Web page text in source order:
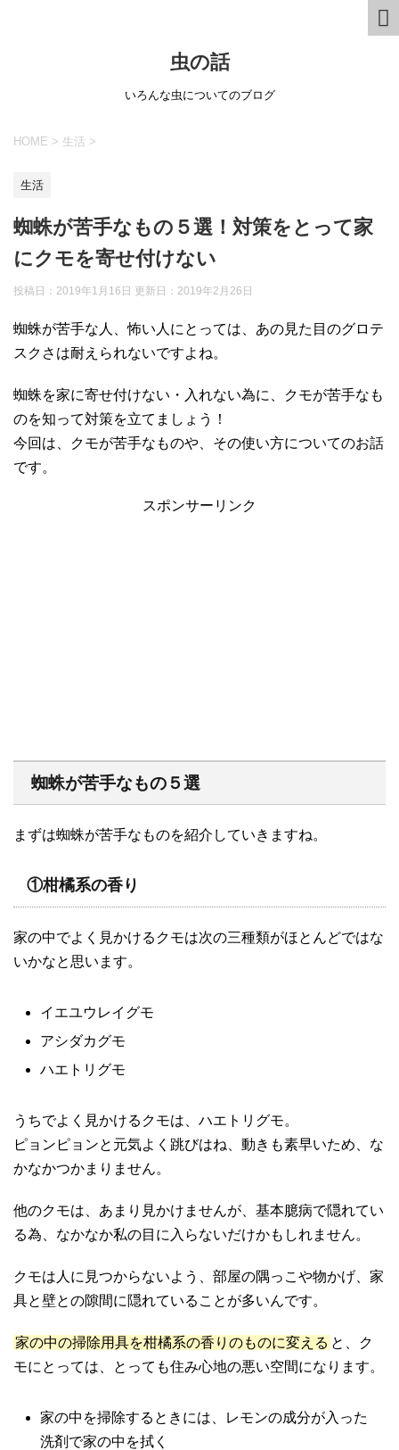
虫の話
いろんな虫についてのブログ
HOME > 生活 >
生活
蜘蛛が苦手なもの５選！対策をとって家
にクモを寄せ付けない
投稿日：2019年1月16日 更新日： 2019年2月26日
蜘蛛が苦手な人、怖い人にとっては、あの見た目のグロテ
スクさは耐えられないですよね。
蜘蛛を家に寄せ付けない・入れない為に、クモが苦手なも
のを知って対策を立てましょう！
今回は、クモが苦手なものや、その使い方についてのお話
です。
スポンサーリンク
蜘蛛が苦手なもの５選
まずは蜘蛛が苦手なものを紹介していきますね。
①柑橘系の香り
家の中でよく見かけるクモは次の三種類がほとんどではな
いかなと思います。
イエユウレイグモ
アシダカグモ
ハエトリグモ
うちでよく見かけるクモは、ハエトリグモ。
ピョンピョンと元気よく跳びはね、動きも素早いため、な
かなかつかまりません。
他のクモは、あまり見かけませんが、基本臆病で隠れてい
る為、なかなか私の目に入らないだけかもしれません。
クモは人に見つからないよう、部屋の隅っこや物かげ、家
具と壁との隙間に隠れていることが多いんです。
家の中の掃除用具を柑橘系の香りのものに変える と、ク
モにとっては、とっても住み心地の悪い空間になります。
家の中を掃除するときには、レモンの成分が入った
洗剤で家の中を拭く